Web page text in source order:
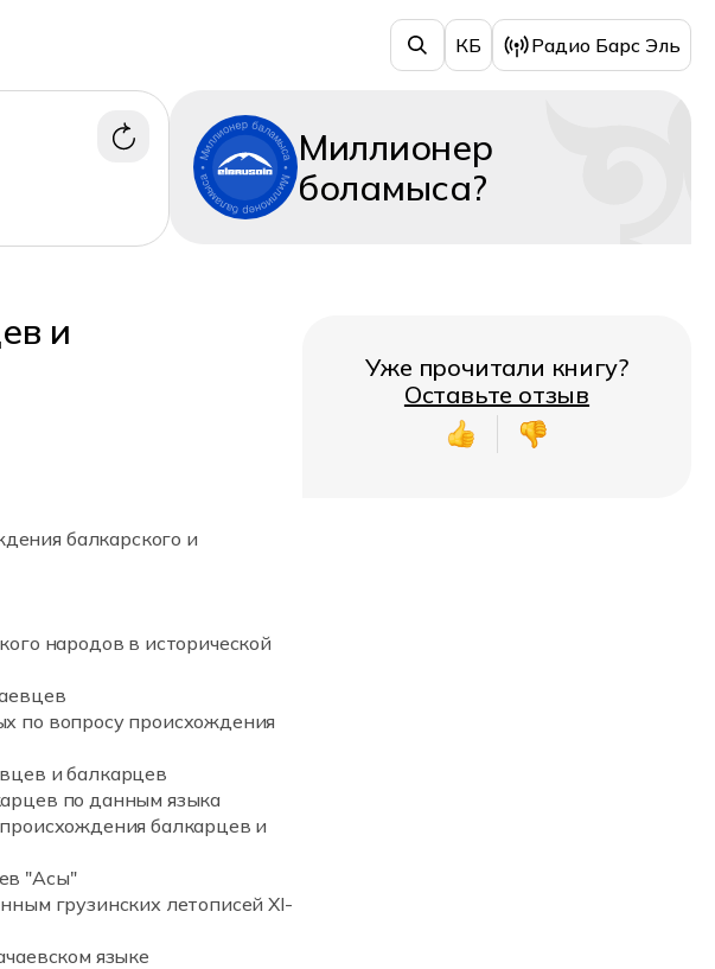
КБ Радио Барс Эль
Миллионер
боламыса?
и
балкарского и
народов в исторической
по вопросу происхождения
и балкарцев
по данным языка
балкарцев и
"Асы"
грузинских летописей XI-
языке
Уже прочитали книгу?
Оставьте отзыв